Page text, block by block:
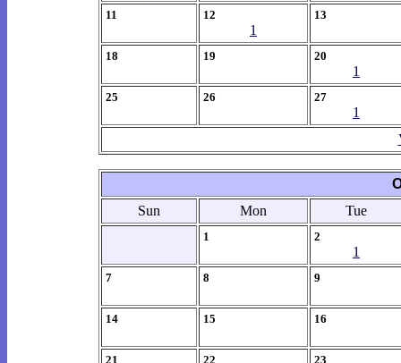
11 12
1
13
18 19 20
1
25 26 27
1
Sun
Mon Tue
1 2
1
7 8 9
14 15 16
21 22 23